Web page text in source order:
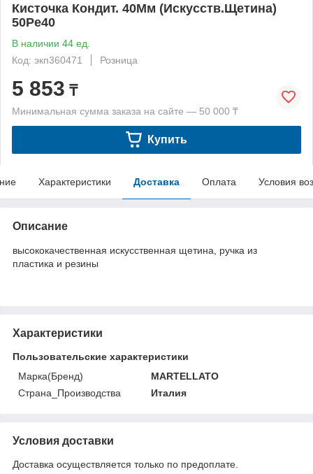
Кисточка Кондит. 40Мм (Искусств.Щетина)
50Pe40
В наличии 44 ед.
Код: экп360471
Розница
5 853 ₸
Минимальная сумма заказа на сайте — 50 000 ₸
Купить
Характеристики Доставка Оплата Условия
Описание
высококачественная искусственная щетина, ручка из
пластика и резины
Характеристики
Пользовательские характеристики
Марка(Бренд)
MARTELLATO
Страна_Производства
Италия
Условия доставки
Доставка осуществляется только по предоплате.